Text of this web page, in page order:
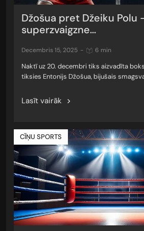
Džošua pret Džeiku Polu
superzvaigzne...
decembris 15, 2025 - 6 min
Naktī uz 20. decembri tiks aizvadīta
tiksies Entonijs Džošua, bijušais
Lasīt vairāk
CĪŅU SPORTS